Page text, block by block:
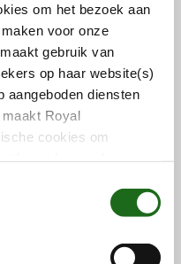
om het bezoek aan
voor onze
gebruik van
op haar website(s)
aangeboden diensten
Royal
cookies om
uw identiteit kan
cookies als u onze
jaren
op A3-papier afdrukken.